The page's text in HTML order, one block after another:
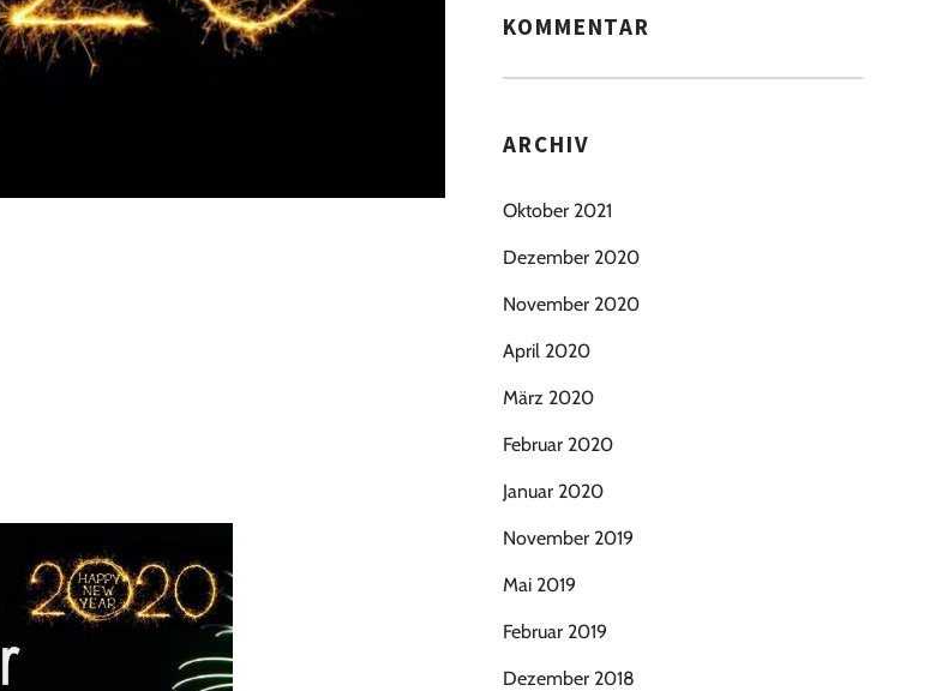
KOMMENTAR
ARCHIV
Oktober 2021
Dezember 2020
November 2020
April 2020
März 2020
Februar 2020
Januar 2020
November 2019
Mai 2019
Februar 2019
Dezember 2018